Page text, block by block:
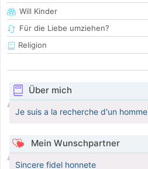
Will Kinder
Für die Liebe umziehen?
Religion
Über mich
Je suis a la recherche d'un homme
Mein Wunschpartner
Sincere fidel honnete